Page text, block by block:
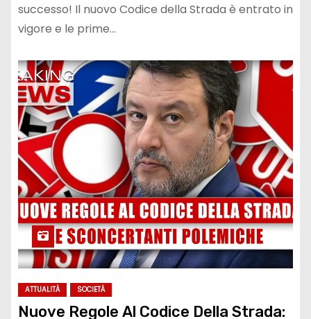
successo! Il nuovo Codice della Strada è entrato in
vigore e le prime…
ATTUALITÀ SOCIETÀ
Nuove Regole Al Codice Della Strada: